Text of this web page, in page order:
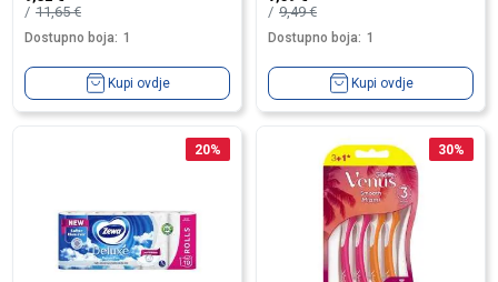
11,65€
Dostupno boja: 1
Kupi ovdje
9,49€
Dostupno boja: 1
Kupi ovdje
20% 30%